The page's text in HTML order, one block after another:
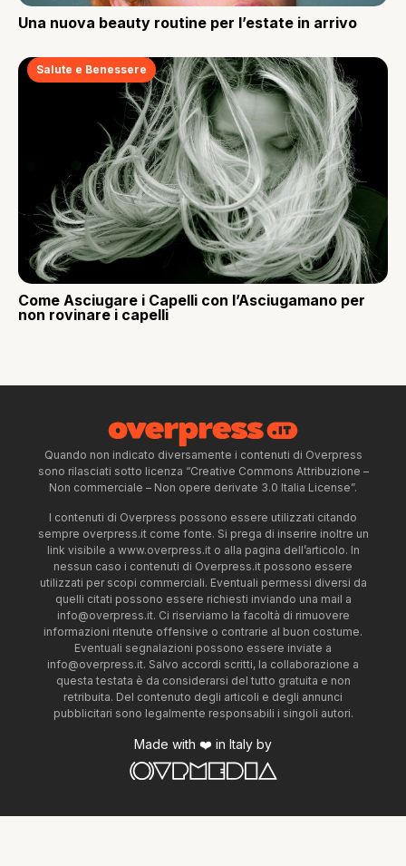
Una nuova beauty routine per l’estate in arrivo
Salute e Benessere
Come Asciugare i Capelli con l’Asciugamano per
non rovinare i capelli
Quando non indicato diversamente i contenuti di Overpress
sono rilasciati sotto licenza “Creative Commons Attribuzione –
Non commerciale – Non opere derivate 3.0 Italia License”.
I contenuti di Overpress possono essere utilizzati citando
sempre overpress.it come fonte. Si prega di inserire inoltre un
link visibile a www.overpress.it o alla pagina dell’articolo. In
nessun caso i contenuti di Overpress.it possono essere
utilizzati per scopi commerciali. Eventuali permessi diversi da
quelli citati possono essere richiesti inviando una mail a
info@overpress.it. Ci riserviamo la facoltà di rimuovere
informazioni ritenute offensive o contrarie al buon costume.
Eventuali segnalazioni possono essere inviate a
info@overpress.it. Salvo accordi scritti, la collaborazione a
questa testata è da considerarsi del tutto gratuita e non
retribuita. Del contenuto degli articoli e degli annunci
pubblicitari sono legalmente responsabili i singoli autori.
Made with ❤️ in Italy by